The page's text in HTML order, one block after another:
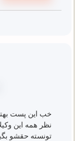
خب این پست
نظر همه این
تونسته حقشو